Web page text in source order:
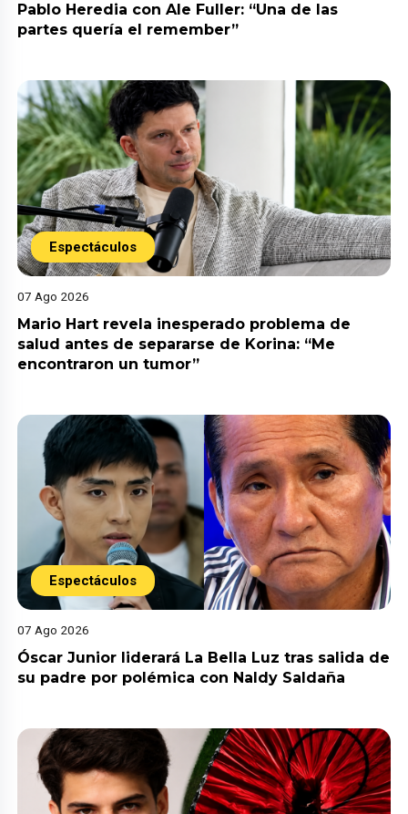
Pablo Heredia con Ale Fuller: “Una de las
partes quería el remember”
Espectáculos
07 Ago 2026
Mario Hart revela inesperado problema de
salud antes de separarse de Korina: “Me
encontraron un tumor”
Espectáculos
07 Ago 2026
Óscar Junior liderará La Bella Luz tras salida de
su padre por polémica con Naldy Saldaña